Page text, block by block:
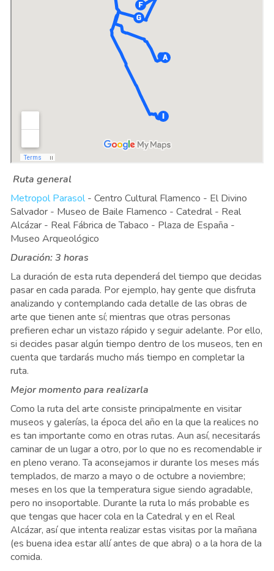
Ruta general
Metropol Parasol- Centro Cultural Flamenco - El Divino
Salvador - Museo de Baile Flamenco - Catedral - Real
Alcázar - Real Fábrica de Tabaco - Plaza de España -
Museo Arqueológico
Duración: 3 horas
La duración de esta ruta dependerá del tiempo que decidas
pasar en cada parada. Por ejemplo, hay gente que disfruta
analizando y contemplando cada detalle de las obras de
arte que tienen ante sí; mientras que otras personas
prefieren echar un vistazo rápido y seguir adelante. Por ello,
si decides pasar algún tiempo dentro de los museos, ten en
cuenta que tardarás mucho más tiempo en completar la
ruta.
Mejor momento para realizarla
Como la ruta del arte consiste principalmente en visitar
museos y galerías, la época del año en la que la realices no
es tan importante como en otras rutas. Aun así, necesitarás
caminar de un lugar a otro, por lo que no es recomendable ir
en pleno verano. Ta aconsejamos ir durante los meses más
templados, de marzo a mayo o de octubre a noviembre;
meses en los que la temperatura sigue siendo agradable,
pero no insoportable. Durante la ruta lo más probable es
que tengas que hacer cola en la Catedral y en el Real
Alcázar, así que intenta realizar estas visitas por la mañana
(es buena idea estar allí antes de que abra) o a la hora de la
comida.